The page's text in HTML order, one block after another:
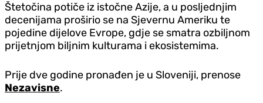
Štetočina potiče iz istočne Azije, a u posljednjim
decenijama proširio se na Sjevernu Ameriku te
pojedine dijelove Evrope, gdje se smatra ozbiljnom
prijetnjom biljnim kulturama i ekosistemima.
Prije dve godine pronađen je u Sloveniji, prenose
Nezavisne.